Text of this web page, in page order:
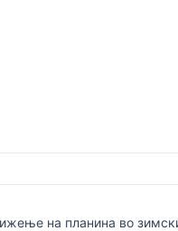
на планина во